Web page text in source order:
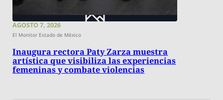
AGOSTO 7, 2026
El Monitor Estado de México
Inaugura rectora Paty Zarza muestra
artística que visibiliza las experiencias
femeninas y combate violencias